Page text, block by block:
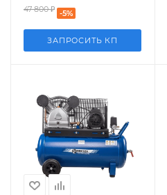
47 800₽ -5%
ЗАПРОСИТЬ КП